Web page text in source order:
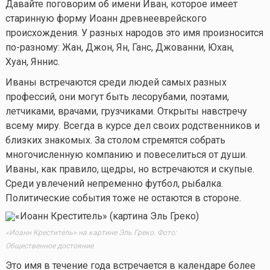
Давайте поговорим об имени Иван, которое имеет
старинную форму Иоанн древнееврейского
происхождения. У разных народов это имя произносится
по-разному: Жан, Джон, Ян, Ганс, Джованни, Юхан,
Хуан, Яннис.
Иваны встречаются среди людей самых разных
профессий, они могут быть лесорубами, поэтами,
летчиками, врачами, грузчиками. Открыты навстречу
всему миру. Всегда в курсе дел своих родственников и
близких знакомых. За столом стремятся собрать
многочисленную компанию и повеселиться от души.
Иваны, как правило, щедры, но встречаются и скупые.
Среди увлечений непременно футбол, рыбалка.
Политические события тоже не остаются в стороне.
«Иоанн Креститель» на картине Эль Греко. Фото:
Общественное достояние
Это имя в течение года встречается в календаре более